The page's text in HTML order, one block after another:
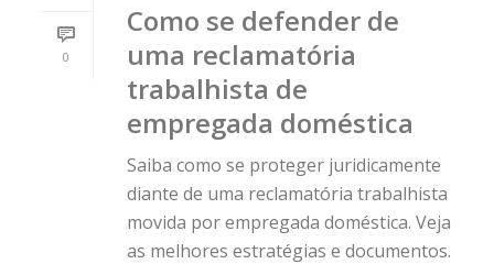
0
Como se defender de
uma reclamatória
trabalhista de
empregada doméstica
Saiba como se proteger juridicamente
diante de uma reclamatória trabalhista
movida por empregada doméstica. Veja
as melhores estratégias e documentos.